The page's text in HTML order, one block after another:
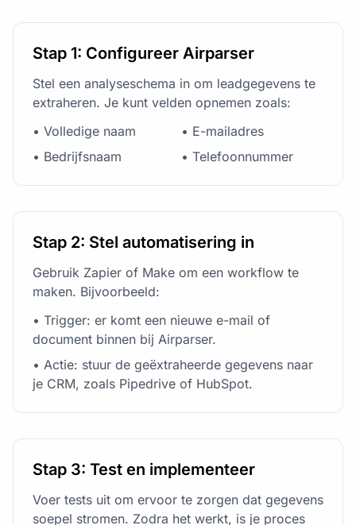
Stap 1: Configureer Airparser
Stel een analyseschema in om leadgegevens te
extraheren. Je kunt velden opnemen zoals:
• Volledige naam
• E-mailadres
• Bedrijfsnaam
• Telefoonnummer
Stap 2: Stel automatisering in
Gebruik Zapier of Make om een workflow te
maken. Bijvoorbeeld:
• Trigger: er komt een nieuwe e-mail of
document binnen bij Airparser.
• Actie: stuur de geëxtraheerde gegevens naar
je CRM, zoals Pipedrive of HubSpot.
Stap 3: Test en implementeer
Voer tests uit om ervoor te zorgen dat gegevens
soepel stromen. Zodra het werkt, is je proces